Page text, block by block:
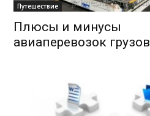
Путешествие
Плюсы и минусы
авиаперевозок грузов